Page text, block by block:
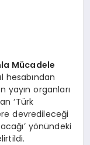
Mücadele
hesabından
yayın organları
‘Türk
devredileceği
yönündeki